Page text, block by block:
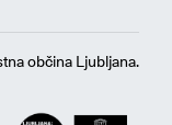
občina Ljubljana.